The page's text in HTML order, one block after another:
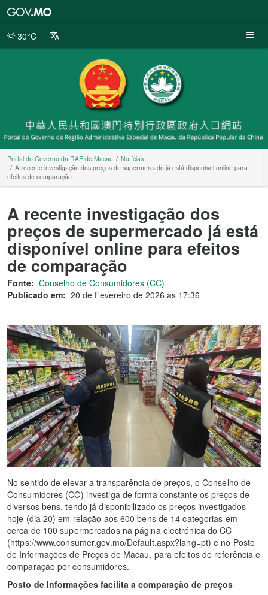
da
30°C
Portal do Governo da RAE de Macau
Notícias
A recente investigação dos preços de supermercado já está disponível online para
efeitos de comparação
A recente investigação dos
preços de supermercado já está
disponível online para efeitos
de comparação
Fonte: Conselho de Consumidores (CC)
Publicado em: 20 de Fevereiro de 2026 às 17:36
No sentido de elevar a transparência de preços, o Conselho de
Consumidores (CC) investiga de forma constante os preços de
diversos bens, tendo já disponibilizado os preços investigados
hoje (dia 20) em relação aos 600 bens de 14 categorias em
cerca de 100 supermercados na página electrónica do CC
(https://www.consumer.gov.mo/Default.aspx?lang=pt) e no Posto
de Informações de Preços de Macau, para efeitos de referência e
comparação por consumidores.
Posto de Informações facilita a comparação de preços